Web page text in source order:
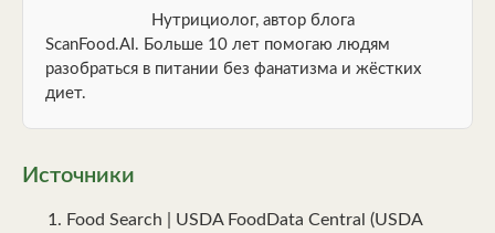
Нутрициолог, автор блога
ScanFood.AI. Больше 10 лет помогаю людям
разобраться в питании без фанатизма и жёстких
диет.
Источники
Food Search | USDA FoodData Central (USDA